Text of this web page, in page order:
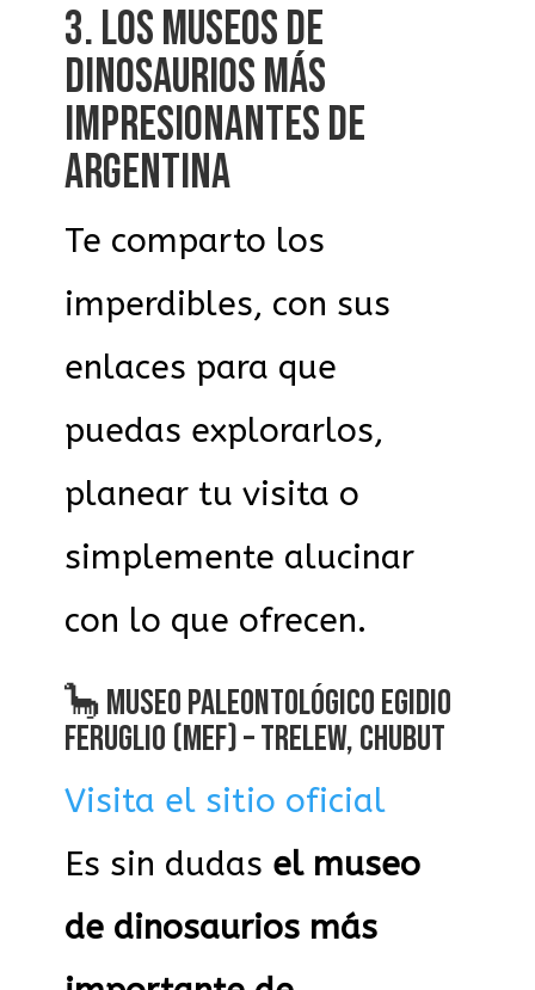
3. LOS MUSEOS DE
DINOSAURIOS MÁS
IMPRESIONANTES DE
ARGENTINA
Te comparto los
imperdibles, con sus
enlaces para que
puedas explorarlos,
planear tu visita o
simplemente alucinar
con lo que ofrecen.
🦕 MUSEO PALEONTOLÓGICO EGIDIO
FERUGLIO (MEF) – TRELEW, CHUBUT
Visita el sitio oficial
Es sin dudas el museo
de dinosaurios más